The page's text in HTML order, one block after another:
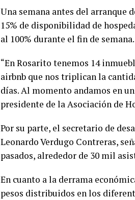
Una semana antes del arranque
15% de disponibilidad de
al 100% durante el fin de semana.
“En Rosarito tenemos 14
airbnb que nos triplican la
días. Al momento andamos en
presidente de la Asociación de
Por su parte, el secretario de
Leonardo Verdugo Contreras,
pasados, alrededor de 30 mil
En cuanto a la derrama
pesos distribuidos en los